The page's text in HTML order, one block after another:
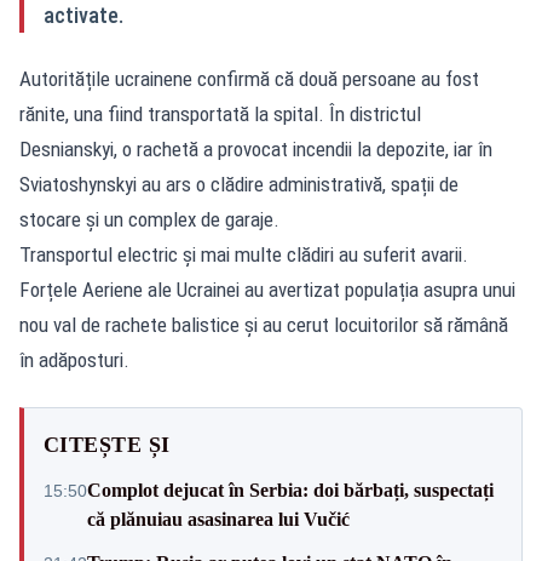
activate.
Autoritățile ucrainene confirmă că două persoane au fost
rănite, una fiind transportată la spital. În districtul
Desnianskyi, o rachetă a provocat incendii la depozite, iar în
Sviatoshynskyi au ars o clădire administrativă, spații de
stocare și un complex de garaje.
Transportul electric și mai multe clădiri au suferit avarii.
Forțele Aeriene ale Ucrainei au avertizat populația asupra unui
nou val de rachete balistice și au cerut locuitorilor să rămână
în adăposturi.
CITEȘTE ȘI
15:50Complot dejucat în Serbia: doi bărbați, suspectați
că plănuiau asasinarea lui Vučić